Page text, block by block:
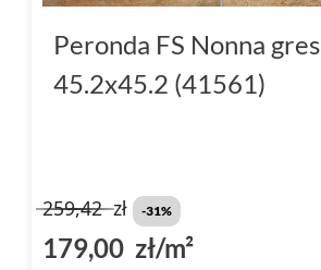
Peronda FS Nonna gres
45.2x45.2 (41561)
259,42zł -31%
179,00 zł/m²